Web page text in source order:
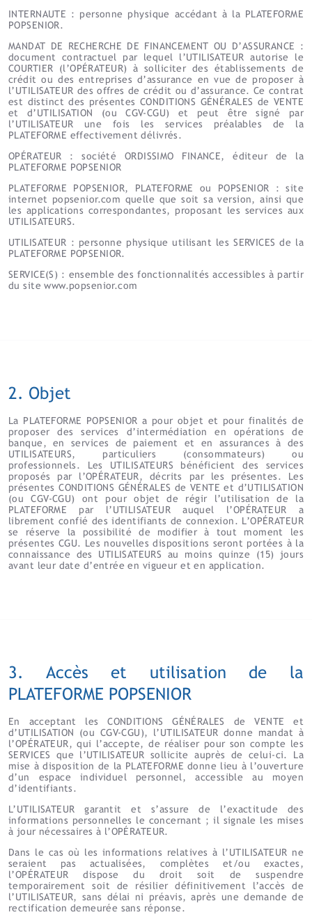
INTERNAUTE : personne physique accédant à la PLATEFORME
POPSENIOR.
MANDAT DE RECHERCHE DE FINANCEMENT OU D’ASSURANCE :
document contractuel par lequel l’UTILISATEUR autorise le
COURTIER (l’OPÉRATEUR) à solliciter des établissements de
crédit ou des entreprises d’assurance en vue de proposer à
l’UTILISATEUR des offres de crédit ou d’assurance. Ce contrat
est distinct des présentes CONDITIONS GÉNÉRALES de VENTE
et d’UTILISATION (ou CGV-CGU) et peut être signé par
l’UTILISATEUR une fois les services préalables de la
PLATEFORME effectivement délivrés.
OPÉRATEUR : société ORDISSIMO FINANCE, éditeur de la
PLATEFORME POPSENIOR
PLATEFORME POPSENIOR, PLATEFORME ou POPSENIOR : site
internet popsenior.com quelle que soit sa version, ainsi que
les applications correspondantes, proposant les services aux
UTILISATEURS.
UTILISATEUR : personne physique utilisant les SERVICES de la
PLATEFORME POPSENIOR.
SERVICE(S) : ensemble des fonctionnalités accessibles à partir
du site www.popsenior.com
2. Objet
La PLATEFORME POPSENIOR a pour objet et pour finalités de
proposer des services d’intermédiation en opérations de
banque, en services de paiement et en assurances à des
UTILISATEURS, particuliers (consommateurs) ou
professionnels. Les UTILISATEURS bénéficient des services
proposés par l’OPÉRATEUR, décrits par les présentes. Les
présentes CONDITIONS GÉNÉRALES de VENTE et d’UTILISATION
(ou CGV-CGU) ont pour objet de régir l’utilisation de la
PLATEFORME par l’UTILISATEUR auquel l’OPÉRATEUR a
librement confié des identifiants de connexion. L’OPÉRATEUR
se réserve la possibilité de modifier à tout moment les
présentes CGU. Les nouvelles dispositions seront portées à la
connaissance des UTILISATEURS au moins quinze (15) jours
avant leur date d’entrée en vigueur et en application.
3. Accès et utilisation de la
PLATEFORME POPSENIOR
En acceptant les CONDITIONS GÉNÉRALES de VENTE et
d’UTILISATION (ou CGV-CGU), l’UTILISATEUR donne mandat à
l’OPÉRATEUR, qui l’accepte, de réaliser pour son compte les
SERVICES que l’UTILISATEUR sollicite auprès de celui-ci. La
mise à disposition de la PLATEFORME donne lieu à l’ouverture
d’un espace individuel personnel, accessible au moyen
d’identifiants.
L’UTILISATEUR garantit et s’assure de l’exactitude des
informations personnelles le concernant ; il signale les mises
à jour nécessaires à l’OPÉRATEUR.
Dans le cas où les informations relatives à l’UTILISATEUR ne
seraient pas actualisées, complètes et/ou exactes,
l’OPÉRATEUR dispose du droit soit de suspendre
temporairement soit de résilier définitivement l’accès de
l’UTILISATEUR, sans délai ni préavis, après une demande de
rectification demeurée sans réponse.